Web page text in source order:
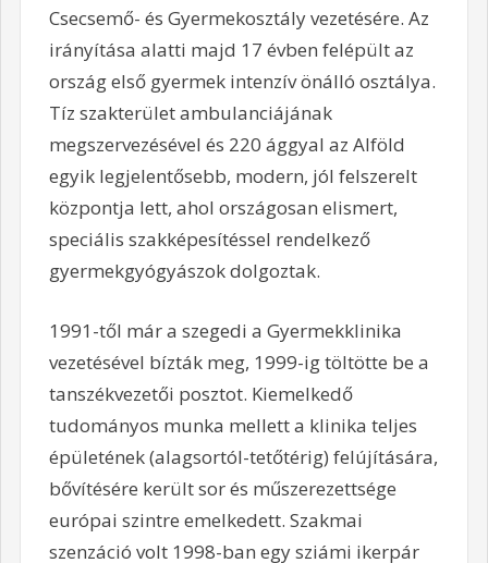
Csecsemő- és Gyermekosztály vezetésére. Az
irányítása alatti majd 17 évben felépült az
ország első gyermek intenzív önálló osztálya.
Tíz szakterület ambulanciájának
megszervezésével és 220 ággyal az Alföld
egyik legjelentősebb, modern, jól felszerelt
központja lett, ahol országosan elismert,
speciális szakképesítéssel rendelkező
gyermekgyógyászok dolgoztak.
1991-től már a szegedi a Gyermekklinika
vezetésével bízták meg, 1999-ig töltötte be a
tanszékvezetői posztot. Kiemelkedő
tudományos munka mellett a klinika teljes
épületének (alagsortól-tetőtérig) felújítására,
bővítésére került sor és műszerezettsége
európai szintre emelkedett. Szakmai
szenzáció volt 1998-ban egy sziámi ikerpár